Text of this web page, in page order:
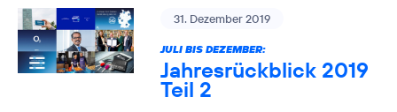
31. Dezember 2019
JULI BIS DEZEMBER:
Jahresrückblick 2019
Teil 2